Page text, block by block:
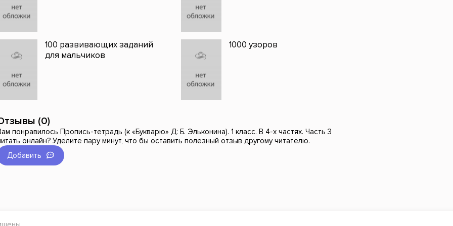
100 развивающих заданий
для мальчиков
1000 узоров
(0)
понравилось Пропись-тетрадь (к «Букварю» Д: Б. Эльконина). 1 класс. В 4-х частях. Часть 3
онлайн? Уделите пару минут, что бы оставить полезный отзыв другому читателю.
Добавить